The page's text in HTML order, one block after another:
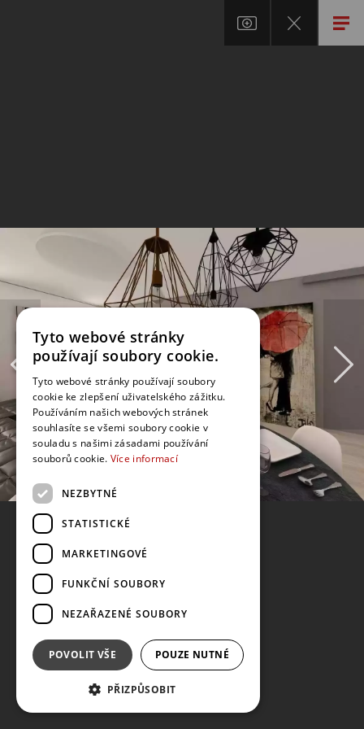
Tyto webové stránky
používají soubory cookie.
Tyto webové stránky používají soubory
cookie ke zlepšení uživatelského zážitku.
Používáním našich webových stránek
souhlasíte se všemi soubory cookie v
souladu s našimi zásadami používání
souborů cookie. Více informací
NEZBYTNÉ
STATISTICKÉ
MARKETINGOVÉ
FUNKČNÍ SOUBORY
NEZAŘAZENÉ SOUBORY
POVOLIT VŠE POUZE NUTNÉ
PŘIZPŮSOBIT